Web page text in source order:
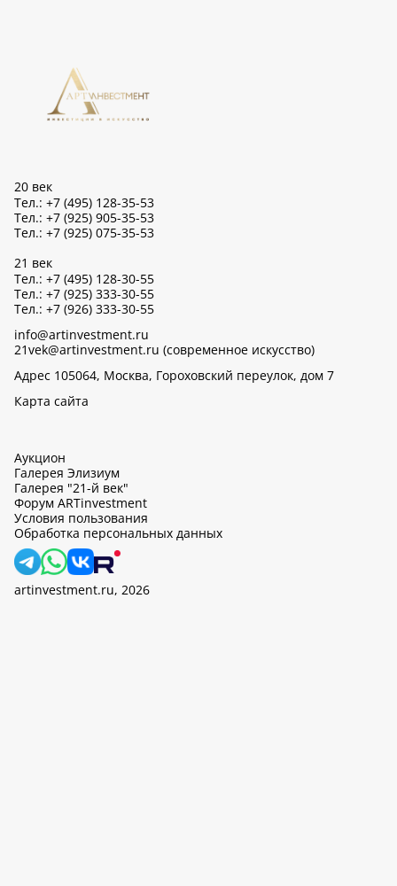
20 век
Тел.: +7 (495) 128-35-53
Тел.: +7 (925) 905-35-53
Тел.: +7 (925) 075-35-53
21 век
Тел.: +7 (495) 128-30-55
Тел.: +7 (925) 333-30-55
Тел.: +7 (926) 333-30-55
info@artinvestment.ru
21vek@artinvestment.ru (современное искусство)
Адрес 105064, Москва, Гороховский переулок, дом 7
Карта сайта
Аукцион
Галерея Элизиум
Галерея "21-й век"
Форум ARTinvestment
Условия пользования
Обработка персональных данных
artinvestment.ru, 2026